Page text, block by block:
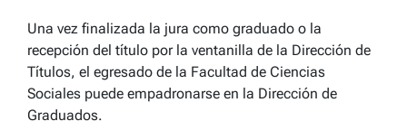
Una vez finalizada la jura como graduado o la
recepción del título por la ventanilla de la Dirección de
Títulos, el egresado de la Facultad de Ciencias
Sociales puede empadronarse en la Dirección de
Graduados.